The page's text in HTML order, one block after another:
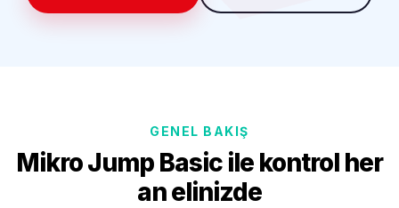
GENEL BAKIŞ
Mikro Jump Basic ile kontrol her
an elinizde